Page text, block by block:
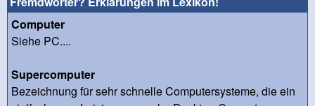
Computer
Siehe PC....
Supercomputer
Bezeichnung für sehr schnelle Computersysteme, die ein